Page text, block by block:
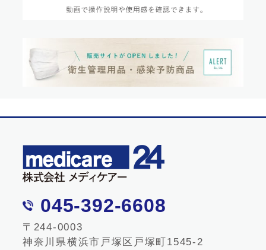
045-392-6608
〒244-0003
神奈川県横浜市戸塚区戸塚町1545-2